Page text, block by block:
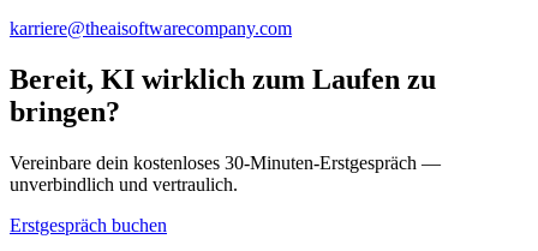
karriere@theaisoftwarecompany.com
Bereit, KI wirklich zum Laufen zu
bringen?
Vereinbare dein kostenloses 30-Minuten-Erstgespräch —
unverbindlich und vertraulich.
Erstgespräch buchen